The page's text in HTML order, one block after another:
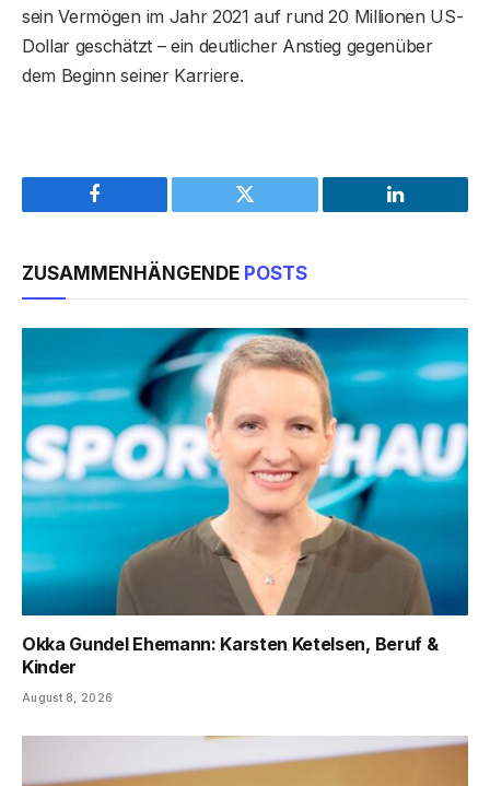
sein Vermögen im Jahr 2021 auf rund 20 Millionen US-
Dollar geschätzt – ein deutlicher Anstieg gegenüber
dem Beginn seiner Karriere.
Facebook Twitter LinkedIn
ZUSAMMENHÄNGENDE POSTS
Okka Gundel Ehemann: Karsten Ketelsen, Beruf &
Kinder
August 8, 2026